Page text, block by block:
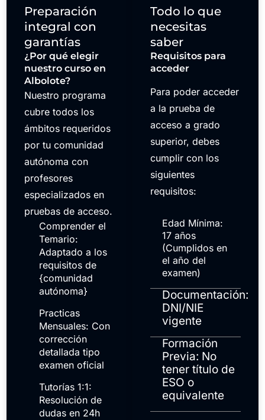
Preparación
integral con
garantías
¿Por qué elegir
nuestro curso en
Albolote?
Nuestro programa
cubre todos los
ámbitos requeridos
por tu comunidad
autónoma con
profesores
especializados en
pruebas de acceso.
Comprender el
Temario:
Adaptado a los
requisitos de
{comunidad
autónoma}
Practicas
Mensuales: Con
corrección
detallada tipo
examen oficial
Tutorías 1:1:
Resolución de
dudas en 24h
Todo lo que
necesitas
saber
Requisitos para
acceder
Para poder acceder
a la prueba de
acceso a grado
superior, debes
cumplir con los
siguientes
requisitos:
Edad Mínima:
17 años
(Cumplidos en
el año del
examen)
Documentación:
DNI/NIE
vigente
Formación
Previa: No
tener título de
ESO o
equivalente